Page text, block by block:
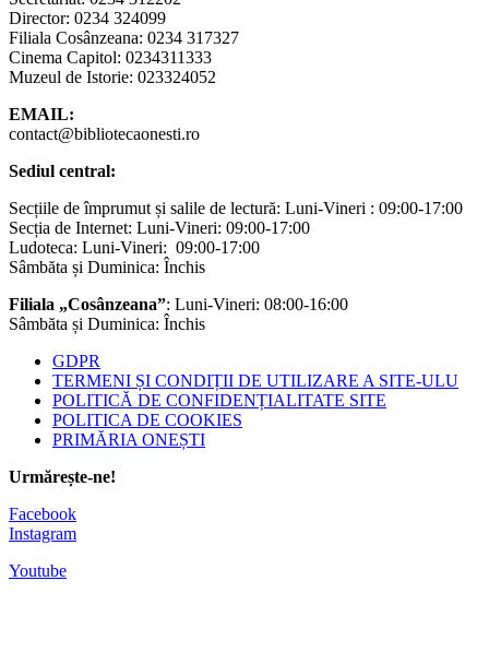
Director: 0234 324099
Filiala Cosânzeana: 0234 317327
Cinema Capitol: 0234311333
Muzeul de Istorie: 023324052
EMAIL:
contact@bibliotecaonesti.ro
Sediul central:
Secțiile de împrumut și salile de lectură: Luni-Vineri : 09:00-17:00
Secția de Internet: Luni-Vineri: 09:00-17:00
Ludoteca: Luni-Vineri: 09:00-17:00
Sâmbăta și Duminica: Închis
Filiala „Cosânzeana”: Luni-Vineri: 08:00-16:00
Sâmbăta și Duminica: Închis
GDPR
TERMENI ȘI CONDIȚII DE UTILIZARE A SITE-ULU
POLITICĂ DE CONFIDENȚIALITATE SITE
POLITICA DE COOKIES
PRIMĂRIA ONEȘTI
Urmărește-ne!
Facebook
Instagram
Youtube